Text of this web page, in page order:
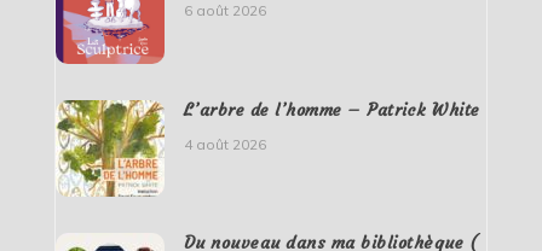
6 août 2026
L’arbre de l’homme – Patrick White
4 août 2026
Du nouveau dans ma bibliothèque (